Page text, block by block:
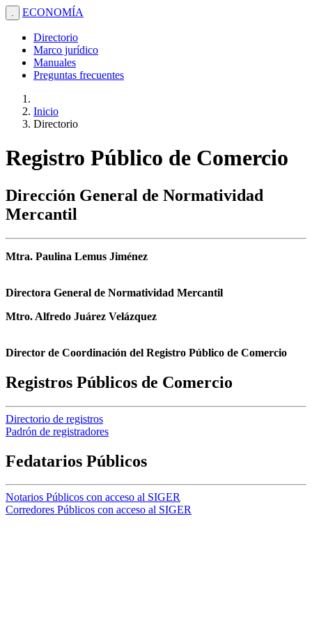
. ECONOMÍA
Directorio
Marco jurídico
Manuales
Preguntas frecuentes
Inicio
Directorio
Registro Público de Comercio
Dirección General de Normatividad
Mercantil
Mtra. Paulina Lemus Jiménez
Directora General de Normatividad Mercantil
Mtro. Alfredo Juárez Velázquez
Director de Coordinación del Registro Público de Comercio
Registros Públicos de Comercio
Directorio de registros
Padrón de registradores
Fedatarios Públicos
Notarios Públicos con acceso al SIGER
Corredores Públicos con acceso al SIGER